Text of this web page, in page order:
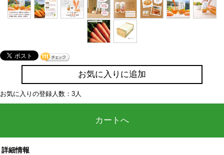
お気に入りに追加
お気に入りの登録人数：3人
カートへ
詳細情報